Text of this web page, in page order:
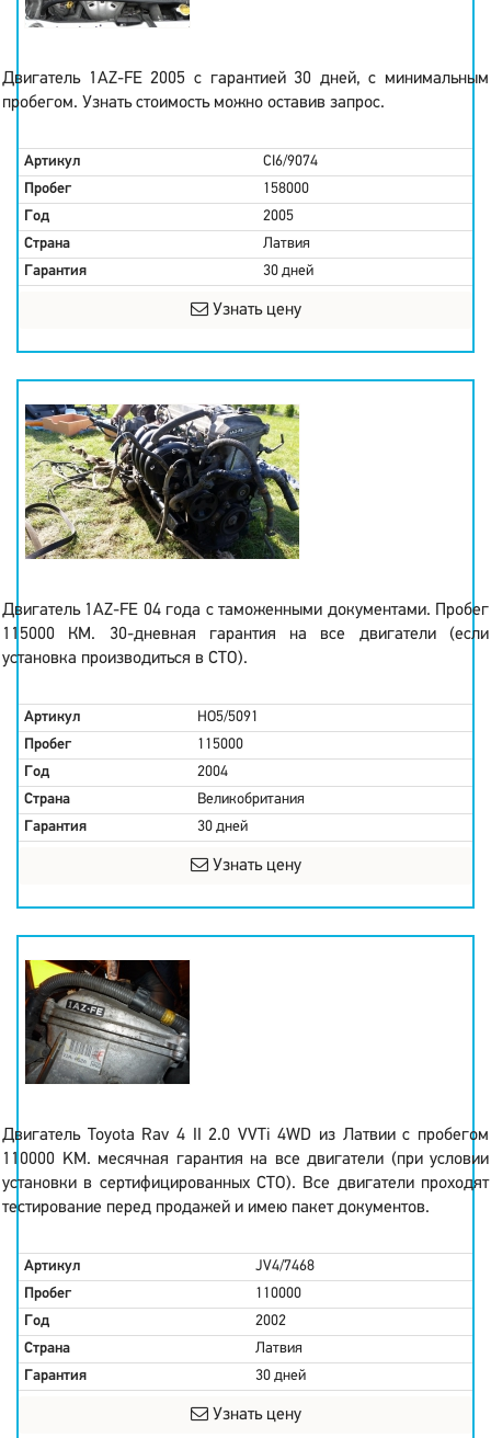
Двигатель 1AZ-FE 2005 с гарантией 30 дней, с минимальным
пробегом. Узнать стоимость можно оставив запрос.
Артикул
CI6/9074
Пробег
158000
Год
2005
Страна
Латвия
Гарантия
30 дней
Узнать цену
Двигатель 1AZ-FE 04 года с таможенными документами. Пробег
115000 КМ. 30-дневная гарантия на все двигатели (если
установка производиться в СТО).
Артикул
HO5/5091
Пробег
115000
Год
2004
Страна
Великобритания
Гарантия
30 дней
Узнать цену
Двигатель Toyota Rav 4 II 2.0 VVTi 4WD из Латвии с пробегом
110000 KM. месячная гарантия на все двигатели (при условии
установки в сертифицированных СТО). Все двигатели проходят
тестирование перед продажей и имею пакет документов.
Артикул
JV4/7468
Пробег
110000
Год
2002
Страна
Латвия
Гарантия
30 дней
Узнать цену